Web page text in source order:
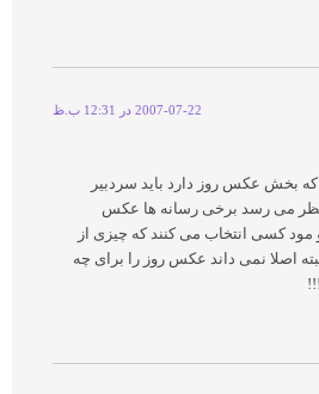
2007-07-22 در 12:31 ب.ظ
بخش عکس روز دارد باید سردبیر
می رسد برخی رسانه ها عکس
کسی انتخاب می کنند که چیزی از
اصلا نمی داند عکس روز را برای چه